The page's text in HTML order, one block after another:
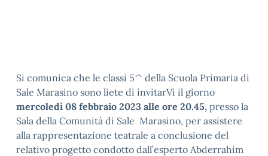
Si comunica che le classi 5^ della Scuola Primaria di
Sale Marasino sono liete di invitarVi il giorno
mercoledì 08 febbraio 2023 alle ore 20.45, presso la
Sala della Comunità di Sale Marasino, per assistere
alla rappresentazione teatrale a conclusione del
relativo progetto condotto dall’esperto Abderrahim